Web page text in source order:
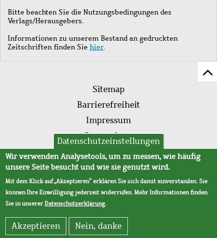
Bitte beachten Sie die Nutzungsbedingungen des
Verlags/Herausgebers.
Informationen zu unserem Bestand an gedruckten
Zeitschriften finden Sie hier.
Fußleistenmenü
Sitemap
Barrierefreiheit
Impressum
Datenschutz
AVB
Datenschutzeinstellungen
Wir verwenden Analysetools, um zu messen, wie häufig
unsere Seite besucht und wie sie genutzt wird.
Mit dem Klick auf „Akzeptieren“ erklären Sie sich damit einverstanden. Sie
können Ihre Einwilligung jederzeit widerrufen. Mehr Informationen finden
Sie in unsererDatenschutzerklärung.
Akzeptieren Nein, danke